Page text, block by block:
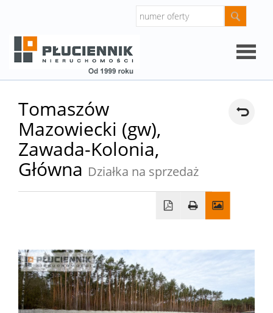
Dzialki
Tomaszów
Mazowiecki (gw),
Zawada-Kolonia,
Główna Działka na sprzedaż